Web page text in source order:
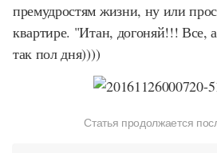
премудростям жизни, ну или
квартире. "Итан, догоняй!!! Все,
так пол дня))))
Статья продолжается